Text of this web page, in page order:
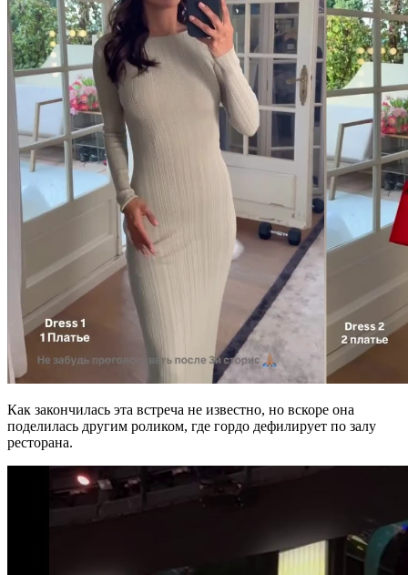
Как закончилась эта встреча не известно, но вскоре она
поделилась другим роликом, где гордо дефилирует по залу
ресторана.